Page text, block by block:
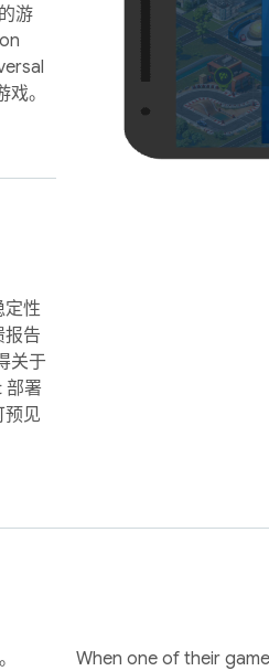
游
。
定性
报告
关于
部署
预见
When one of their